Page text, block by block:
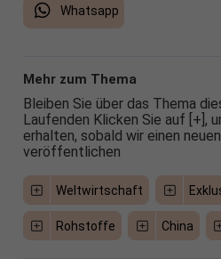
Whatsapp
Mehr zum Thema
Bleiben Sie über das Thema
Laufenden Klicken Sie auf [+],
erhalten, sobald wir einen
veröffentlichen
Weltwirtschaft
Rohstoffe China